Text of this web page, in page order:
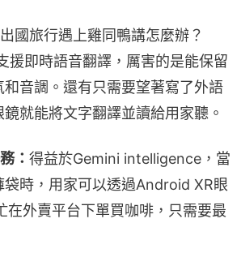
出國旅行遇上雞同鴨講怎麼辦？
援即時語音翻譯，厲害的是能保留
音調。還有只需要望著寫了外語
就能將文字翻譯並讀給用家聽。
： 得益於Gemini intelligence，當
袋時，用家可以透過Android XR眼
在外賣平台下單買咖啡，只需要最